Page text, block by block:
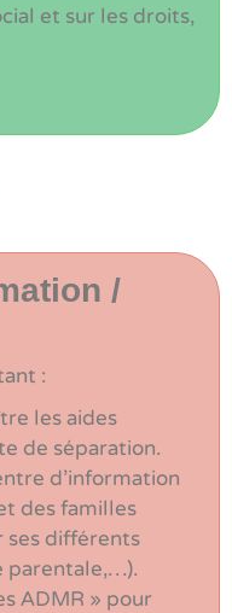
et sur les droits,
/
:
les aides
de séparation.
d’information
des familles
ses différents
parentale,…).
ADMR » pour